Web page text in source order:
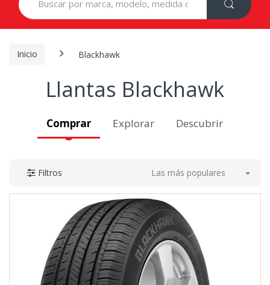
for:
Inicio Blackhawk
Llantas Blackhawk
Comprar Explorar Descubrir
Filtros Las más populares